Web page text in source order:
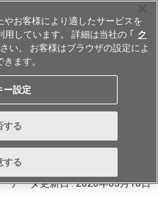
有証明書ダウ
データ更新日 : 2026年03月18日
お客様により適したサービスを
用しています。 詳細は当社の 「 ク
さい。 お客様はブラウザの設定によ
ます。
ー設定
する
する